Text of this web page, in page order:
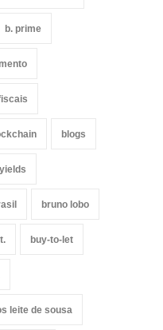
b. prime
blogs
bruno lobo
buy-to-let
leite de sousa